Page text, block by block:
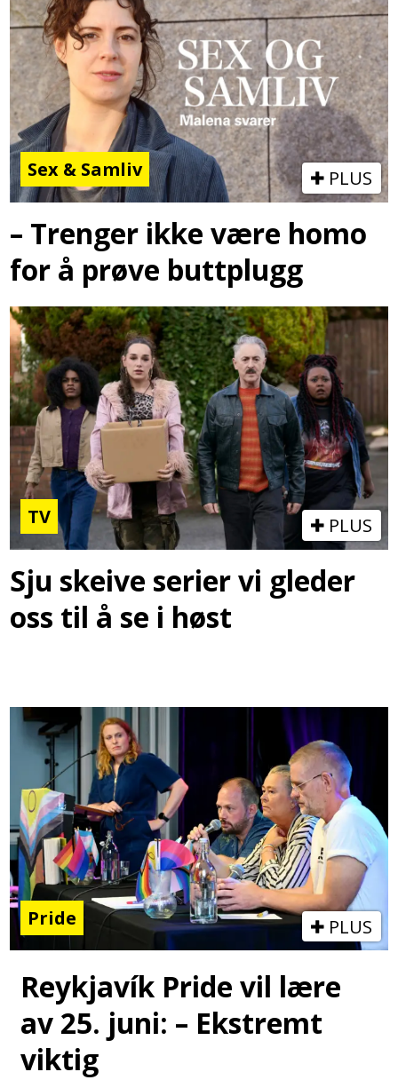
Sex & Samliv PLUS
– Trenger ikke være homo
for å prøve buttplugg
TV PLUS
Sju skeive serier vi gleder
oss til å se i høst
Pride PLUS
Reykjavík Pride vil lære
av 25. juni: – Ekstremt
viktig